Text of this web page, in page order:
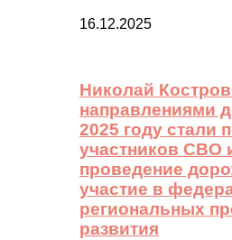
16.12.2025
Николай
направлениями
2025 году стали
участников СВО
проведение
участие в
региональных
развития